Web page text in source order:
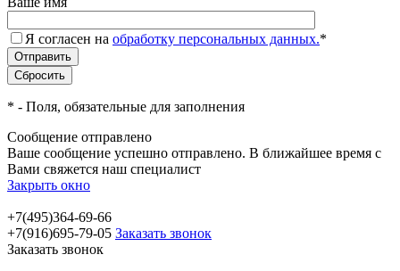
Я согласен на обработку персональных данных.*
* - Поля, обязательные для заполнения
Сообщение отправлено
Ваше сообщение успешно отправлено. В ближайшее время с
Вами свяжется наш специалист
Закрыть окно
+7(495)364-69-66
+7(916)695-79-05 Заказать звонок
Заказать звонок